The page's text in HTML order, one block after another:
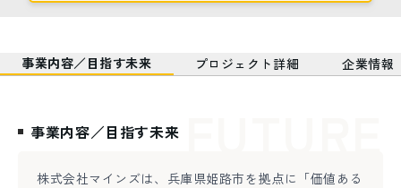
事業内容／目指す未来 プロジェクト詳細 企業情報
事業内容／目指す未来
株式会社マインズは、兵庫県姫路市を拠点に「価値ある